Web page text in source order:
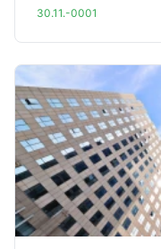
30.11.-0001